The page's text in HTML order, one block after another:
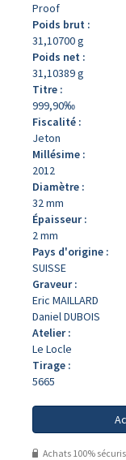
Proof
Poids brut :
31,10700 g
Poids net :
31,10389 g
Titre :
999,90‰
Fiscalité :
Jeton
Millésime :
2012
Diamètre :
32 mm
Épaisseur :
2 mm
Pays d'origine :
SUISSE
Graveur :
Eric MAILLARD
Daniel DUBOIS
Atelier :
Le Locle
Tirage :
5665
Achats 100%